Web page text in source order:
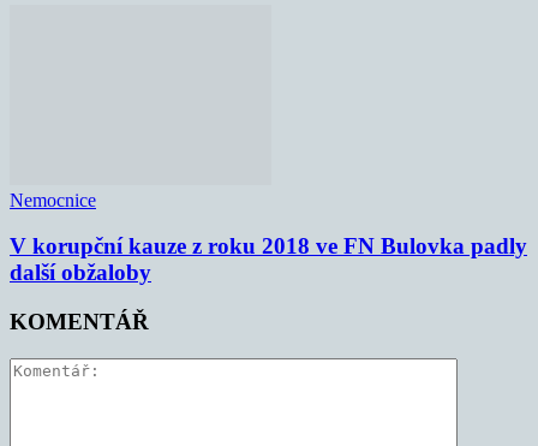
Nemocnice
V korupční kauze z roku 2018 ve FN Bulovka padly
další obžaloby
KOMENTÁŘ